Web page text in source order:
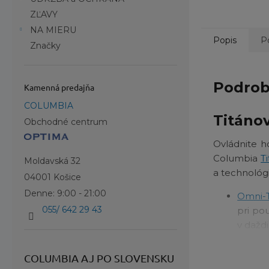
ZĽAVY
NA MIERU
Značky
Kamenná predajňa
COLUMBIA
Obchodné centrum
Moldavská 32
04001 Košice
Denne: 9:00 - 21:00
055/ 642 29 43
COLUMBIA AJ PO SLOVENSKU
Popis
Ovládnite
Columbia
a
pri